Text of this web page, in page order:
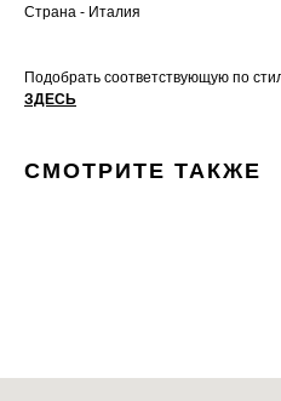
Страна - Италия
Подобрать соответствующую по
ЗДЕСЬ
СМОТРИТЕ ТАКЖЕ